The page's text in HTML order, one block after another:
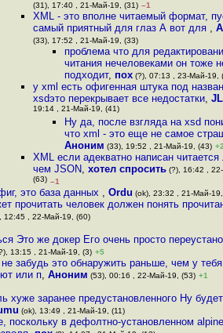
(31), 17:40 , 21-Май-19, (31) –1
XML - это вполне читаемый формат,
самый приятный для глаз А вот для ,
(33), 17:52 , 21-Май-19, (33)
проблема что для
читания нечеловеками он тоже
подходит, пох (?), 07:13 , 23-Май-19, (
у xml есть офигенная штука под
xsdэто перекрывает все недостатки,
19:14 , 21-Май-19, (41)
Ну да, после взгляда на xsd
что xml - это еще не самое
Аноним (33), 19:52 , 21-Май-19, (43)
XML если адекватно написан
чем JSON, хотел спросить (?), 16:42 ,
(63) –1
это база данных , Ordu (ok), 23:32 , 21-Май-
прочитать человек должен понять
12:45 , 22-Май-19, (60)
Это же докер Его очень просто
13:15 , 21-Май-19, (3) +5
забудь это обнаружить раньше, чем у
или п, Аноним (53), 00:16 , 22-Май-19, (53) +1
хуже заранее предустановленного Ну
(ok), 13:49 , 21-Май-19, (11)
поскольку в дефолтно-установленном